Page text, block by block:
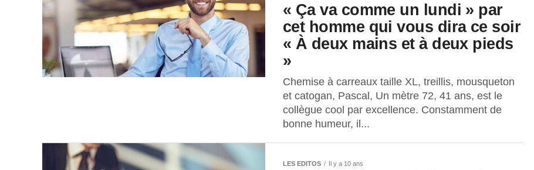
« Ça va comme un lundi » par
cet homme qui vous dira ce soir
« À deux mains et à deux pieds
»
Chemise à carreaux taille XL, treillis, mousqueton
et catogan, Pascal, Un mètre 72, 41 ans, est le
collègue cool par excellence. Constamment de
bonne humeur, il...
LES EDITOS Il y a 10 ans